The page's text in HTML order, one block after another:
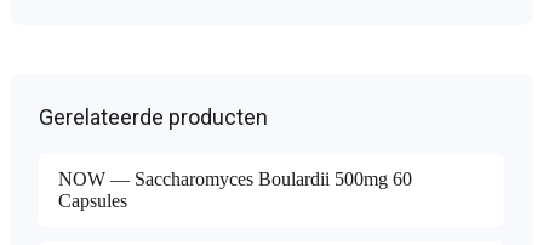
Gerelateerde producten
NOW — Saccharomyces Boulardii 500mg 60
Capsules